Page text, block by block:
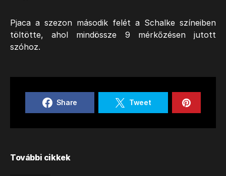
Pjaca a szezon második felét a Schalke színeiben
töltötte, ahol mindössze 9 mérkőzésen jutott
szóhoz.
Share Tweet
További cikkek